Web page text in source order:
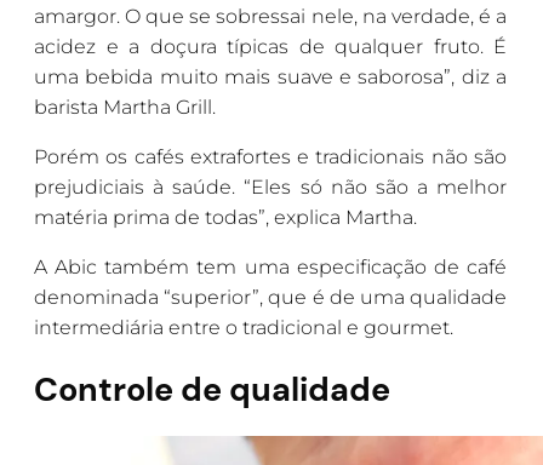
amargor. O que se sobressai nele, na verdade, é a
acidez e a doçura típicas de qualquer fruto. É
uma bebida muito mais suave e saborosa”, diz a
barista Martha Grill.
Porém os cafés extrafortes e tradicionais não são
prejudiciais à saúde. “Eles só não são a melhor
matéria prima de todas”, explica Martha.
A Abic também tem uma especificação de café
denominada “superior”, que é de uma qualidade
intermediária entre o tradicional e gourmet.
Controle de qualidade